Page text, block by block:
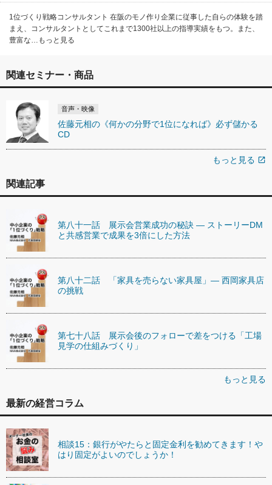
1位づくり戦略コンサルタント 在阪のモノ作り企業に従事した自らの体験を踏
まえ、コンサルタントとしてこれまで1300社以上の指導実績をもつ。また、
豊富な…もっと見る
関連セミナー・商品
音声・映像
佐藤元相の《何かの分野で1位になれば》必ず儲かる
CD
もっと見る open_in_new
関連記事
第八十一話 展示会営業成功の秘訣 ― ストーリーDM
と共感営業で成果を3倍にした方法
第八十二話 「家具を売らない家具屋」— 西岡家具店
の挑戦
第七十八話 展示会後のフォローで差をつける「工場
見学の仕組みづくり」
もっと見る
最新の経営コラム
相談15：銀行がやたらと固定金利を勧めてきます！や
はり固定がよいのでしょうか！